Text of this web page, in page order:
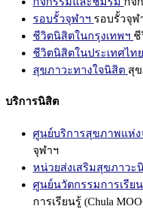
รอบรั้วจุฬาฯ รอบรั้วจุฬ
ชีวิตนิสิตในกรุงเทพฯ ชี
ชีวิตนิสิตในประเทศไทย
สุขภาวะทางใจนิสิต สุ
บริการนิสิต
ศูนย์บริการสุขภาพแห่ง
จุฬาฯ
หน่วยส่งเสริมสุขภาวะ
ศูนย์นวัตกรรมการเรียน
การเรียนรู้ (Chula